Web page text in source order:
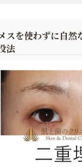
男性の医療
まつ毛育毛
ウルトラセルQプラス
ウルトラセル2
鼻整形
ヒアルロン酸注射
わきが・多汗症
ボトックス注射
ミラドライ
ワキガ手術（剪除法）
スを使わずに自然
法